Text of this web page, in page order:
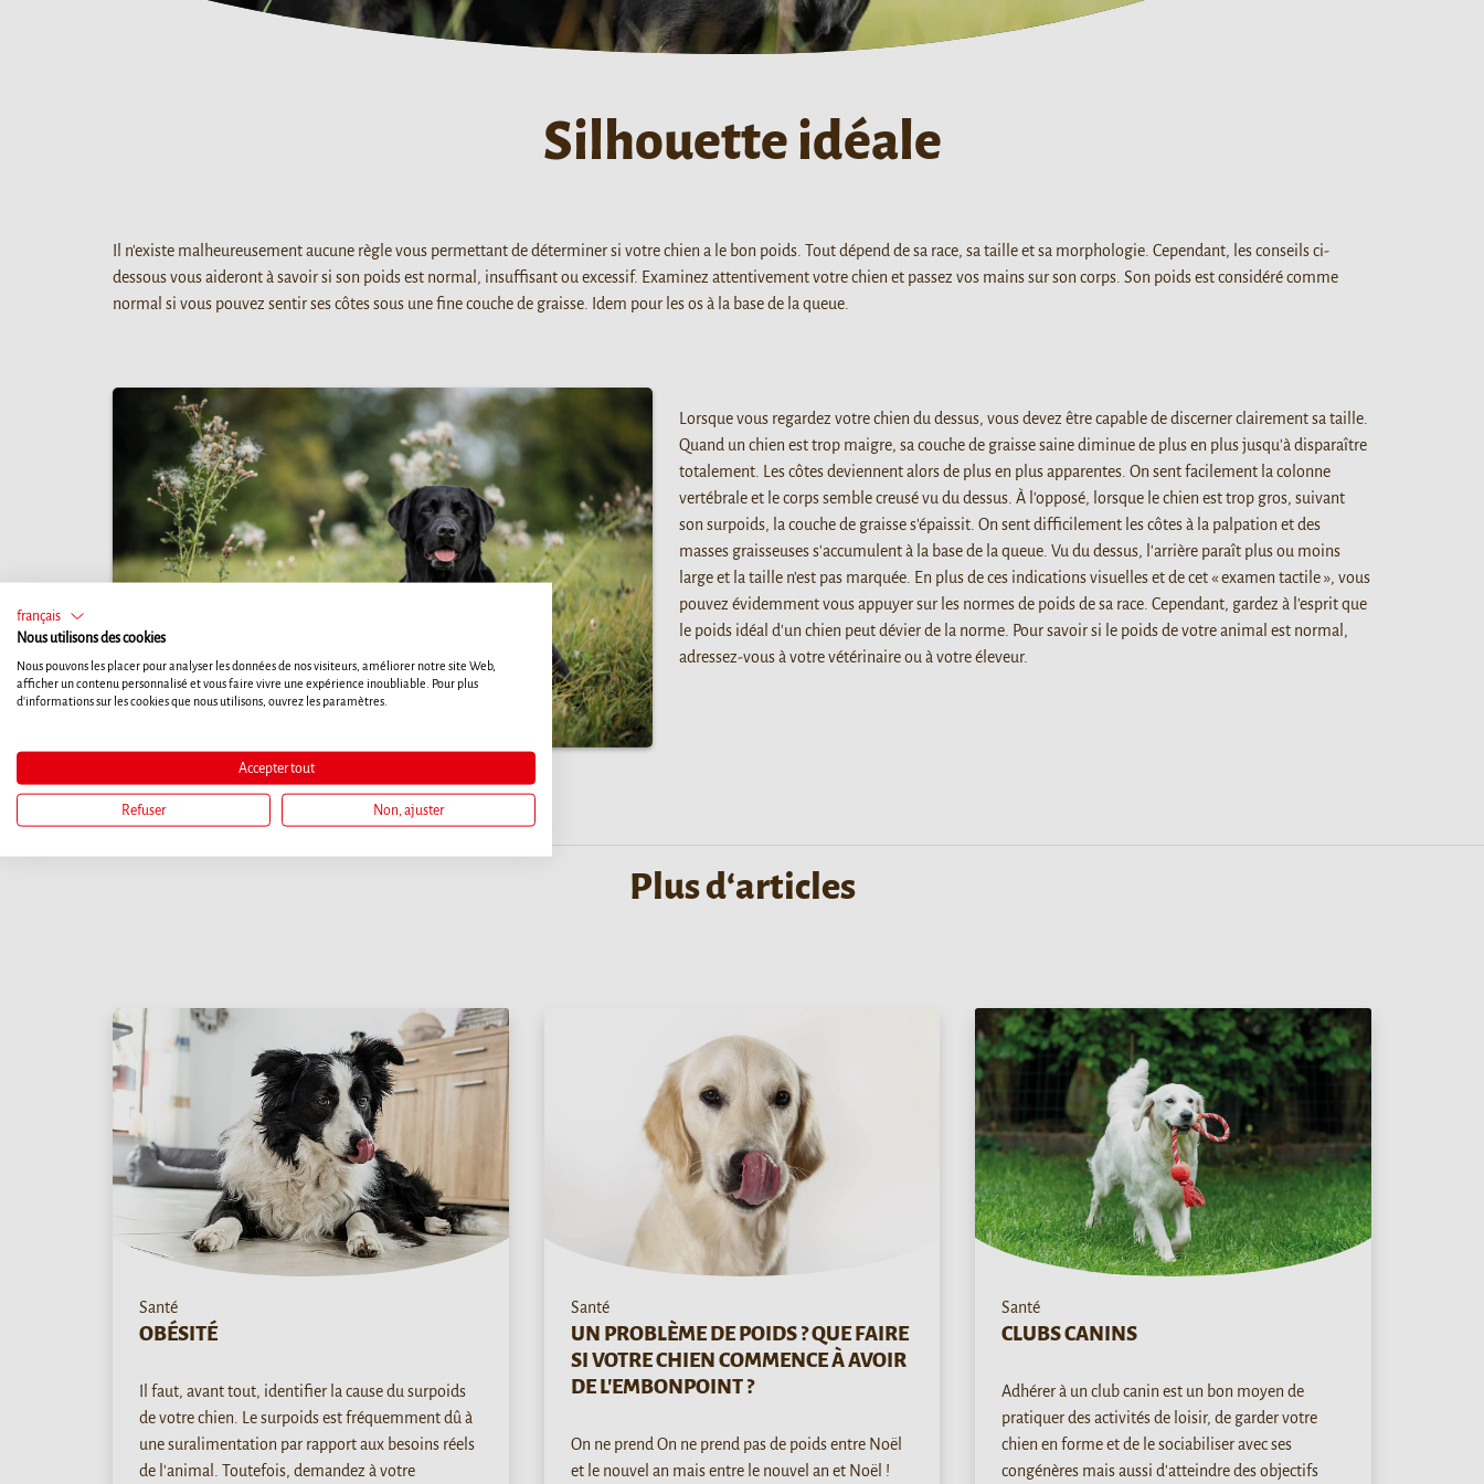
Silhouette idéale
Il n'existe malheureusement aucune règle vous permettant de déterminer si votre chien a le bon poids. Tout dépend de sa race, sa taille et sa morphologie. Cependant, les conseils ci-
dessous vous aideront à savoir si son poids est normal, insuffisant ou excessif. Examinez attentivement votre chien et passez vos mains sur son corps. Son poids est considéré comme
normal si vous pouvez sentir ses côtes sous une fine couche de graisse. Idem pour les os à la base de la queue.
Lorsque vous regardez votre chien du dessus, vous devez être capable de discerner clairement sa taille.
Quand un chien est trop maigre, sa couche de graisse saine diminue de plus en plus jusqu'à disparaître
totalement. Les côtes deviennent alors de plus en plus apparentes. On sent facilement la colonne
vertébrale et le corps semble creusé vu du dessus. À l'opposé, lorsque le chien est trop gros, suivant
son surpoids, la couche de graisse s'épaissit. On sent difficilement les côtes à la palpation et des
masses graisseuses s'accumulent à la base de la queue. Vu du dessus, l'arrière paraît plus ou moins
large et la taille n'est pas marquée. En plus de ces indications visuelles et de cet « examen tactile », vous
pouvez évidemment vous appuyer sur les normes de poids de sa race. Cependant, gardez à l'esprit que
le poids idéal d'un chien peut dévier de la norme. Pour savoir si le poids de votre animal est normal,
adressez-vous à votre vétérinaire ou à votre éleveur.
Plus d‘articles
Santé
OBÉSITÉ
Il faut, avant tout, identifier la cause du surpoids
de votre chien. Le surpoids est fréquemment dû à
une suralimentation par rapport aux besoins réels
de l'animal. Toutefois, demandez à votre
Santé
UN PROBLÈME DE POIDS ? QUE FAIRE
SI VOTRE CHIEN COMMENCE À AVOIR
DE L'EMBONPOINT ?
On ne prend On ne prend pas de poids entre Noël
et le nouvel an mais entre le nouvel an et Noël !
Santé
CLUBS CANINS
Adhérer à un club canin est un bon moyen de
pratiquer des activités de loisir, de garder votre
chien en forme et de le sociabiliser avec ses
congénères mais aussi d'atteindre des objectifs
français
Nous utilisons des cookies
Nous pouvons les placer pour analyser les données de nos visiteurs, améliorer notre site Web,
afficher un contenu personnalisé et vous faire vivre une expérience inoubliable. Pour plus
d'informations sur les cookies que nous utilisons, ouvrez les paramètres.
Accepter tout
Refuser Non, ajuster